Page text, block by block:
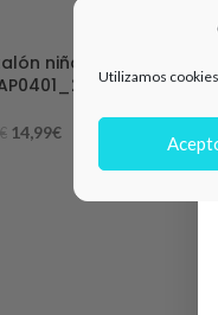
Utilizamos
niña ancho rosa
14,99€